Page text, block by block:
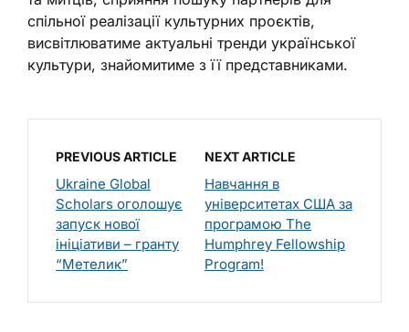
спільної реалізації культурних проєктів,
висвітлюватиме актуальні тренди української
культури, знайомитиме з її представниками.
PREVIOUS ARTICLE
Ukraine Global
Scholars оголошує
запуск нової
ініціативи – гранту
“Метелик”
NEXT ARTICLE
Навчання в
університетах США за
програмою The
Humphrey Fellowship
Program!